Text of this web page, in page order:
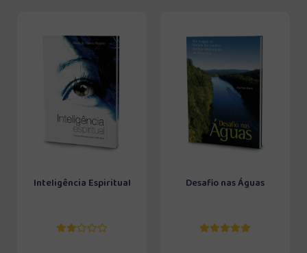
Inteligência Espiritual Desafio nas Águas